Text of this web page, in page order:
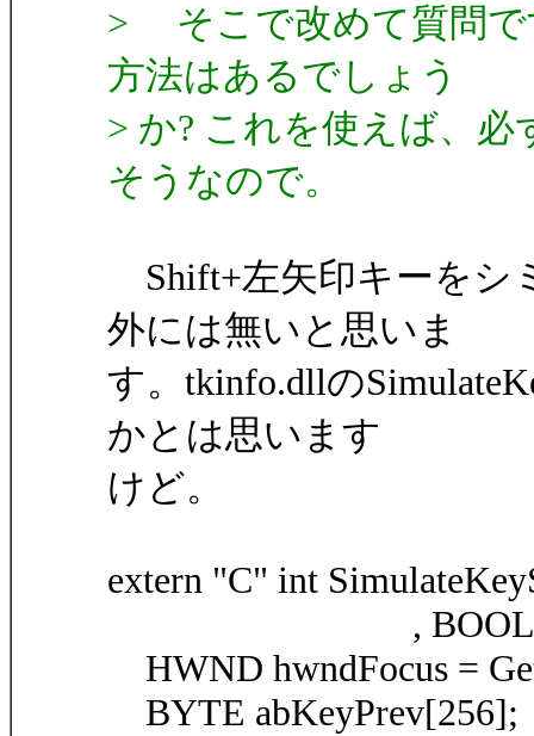
> そこで改めて質問で
方法はあるでしょう
> か? これを使えば、
そうなので。
Shift+左矢印キーをシ
外には無いと思いま
す。tkinfo.dllの
かとは思います
けど。
extern "C" int
, BOOL fShift,
HWND hwndFocus =
BYTE abKeyPrev[256];